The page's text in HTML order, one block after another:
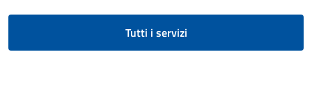
Tutti i servizi